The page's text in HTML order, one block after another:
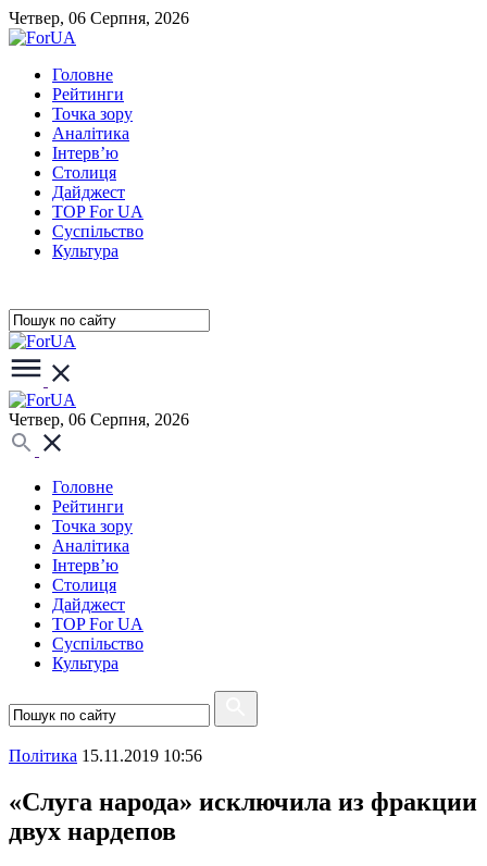
Четвер, 06 Серпня, 2026
Головне
Рейтинги
Точка зору
Аналітика
Інтерв’ю
Столиця
Дайджест
TOP For UA
Суспiльство
Культура
Четвер, 06 Серпня, 2026
Головне
Рейтинги
Точка зору
Аналітика
Інтерв’ю
Столиця
Дайджест
TOP For UA
Суспiльство
Культура
Полiтика 15.11.2019 10:56
«Слуга народа» исключила из фракции
двух нардепов